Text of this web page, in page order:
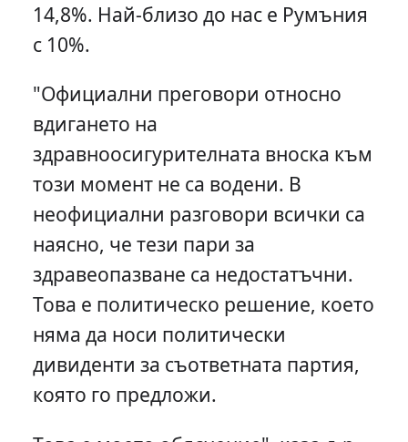
14,8%. Най-близо до нас е Румъния
с 10%.
"Официални преговори относно
вдигането на
здравноосигурителната вноска към
този момент не са водени. В
неофициални разговори всички са
наясно, че тези пари за
здравеопазване са недостатъчни.
Това е политическо решение, което
няма да носи политически
дивиденти за съответната партия,
която го предложи.